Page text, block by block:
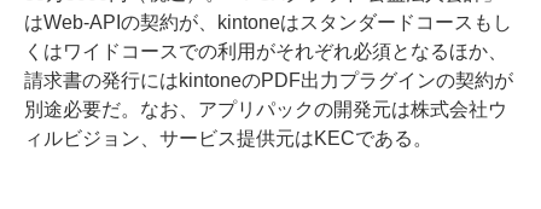
はWeb-APIの契約が、kintoneはスタンダードコースもし
くはワイドコースでの利用がそれぞれ必須となるほか、
請求書の発行にはkintoneのPDF出力プラグインの契約が
別途必要だ。なお、アプリパックの開発元は株式会社ウ
ィルビジョン、サービス提供元はKECである。